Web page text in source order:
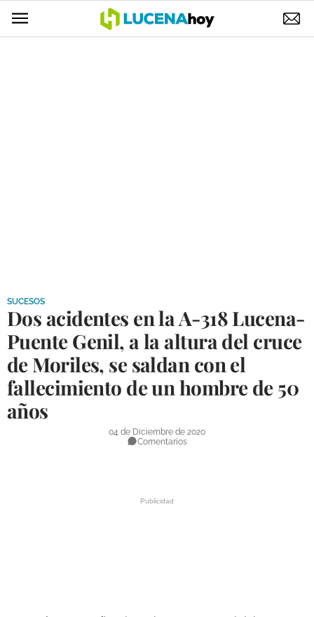
DEPORTES
COMPETICIONES
DEPORTE BASE
OPINIÓN
SUCESOS
Dos acidentes en la A-318 Lucena-
Puente Genil, a la altura del cruce
de Moriles, se saldan con el
fallecimiento de un hombre de 50
años
04 de Diciembre de 2020
Comentarios